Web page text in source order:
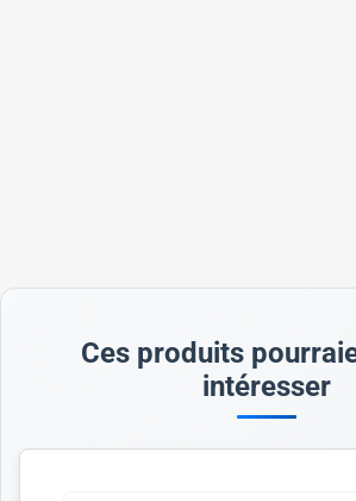
Ces produits
intéresser